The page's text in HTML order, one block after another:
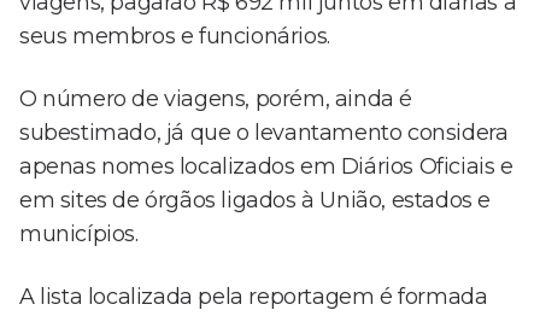
seus membros e funcionários.
O número de viagens, porém, ainda é
subestimado, já que o levantamento considera
apenas nomes localizados em Diários Oficiais e
em sites de órgãos ligados à União, estados e
municípios.
A lista localizada pela reportagem é formada